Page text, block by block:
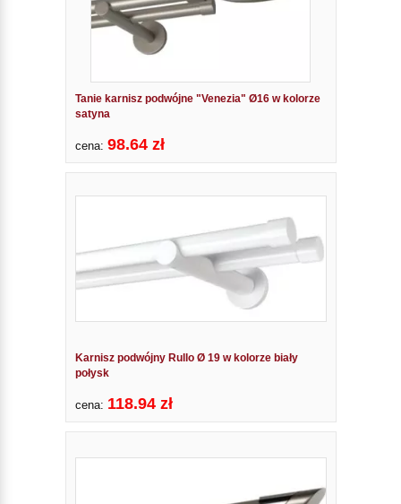
Tanie karnisz podwójne "Venezia" Ø16 w kolorze
satyna
cena: 98.64 zł
Karnisz podwójny Rullo Ø 19 w kolorze biały
połysk
cena: 118.94 zł